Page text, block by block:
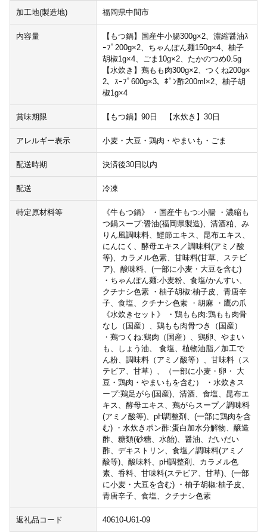
加工地(製造地) 福岡県中間市
内容量
【もつ鍋】国産牛小腸300g×2、濃縮醤油ｽ
ｰﾌﾟ200g×2、ちゃんぽん麺150g×4、柚子
胡椒1g×4、ごま10g×2、たかのつめ0.5g
【水炊き】鶏もも肉300g×2、つくね200g×
2、ｽｰﾌﾟ600g×3、ﾎﾟﾝ酢200ml×2、柚子胡
椒1g×4
賞味期限 【もつ鍋】90日 【水炊き】30日
アレルギー表示 小麦・大豆・鶏肉・やまいも・ごま
配送時期 決済後30日以内
配送 冷凍
特定原材料等
《牛もつ鍋》 ・国産牛もつ:小腸 ・濃縮も
つ鍋スープ:醤油(福岡県製造)、清酒粕、み
りん風調味料、鰹節エキス、昆布エキス、
にんにく、酵母エキス／調味料(アミノ酸
等)、カラメル色素、甘味料(甘草、ステビ
ア)、酸味料、(一部に小麦・大豆を含む)
・ちゃんぽん麺:小麦粉、食塩/かんすい、
クチナシ色素 ・柚子胡椒:柚子皮、青唐辛
子、食塩、クチナシ色素 ・胡麻 ・鷹の爪
《水炊きセット》 ・鶏もも肉:鶏もも肉骨
なし（国産）、鶏もも肉骨つき（国産）
・鶏つくね:鶏肉（国産）、鶏卵、やまい
も、しょう油、 食塩、植物油脂／加工で
ん粉、調味料（アミノ酸等）、甘味料（ス
テビア、甘草）、（一部に小麦・卵・ 大
豆・鶏肉・やまいもを含む） ・水炊きス
ープ:鶏足がら(国産)、清酒、食塩、昆布エ
キス、酵母エキス、鶏がらスープ／調味料
(アミノ酸等)、pH調整剤、(一部に鶏肉を含
む) ・水炊きポン酢:蛋白加水分解物、醸造
酢、糖類(砂糖、水飴)、醤油、だいだい
酢、デキストリン、食塩／調味料(アミノ
酸等)、酸味料、pH調整剤、カラメル色
素、香料、甘味料(ステビア、甘草)、(一部
に小麦・大豆を含む) ・柚子胡椒:柚子皮、
青唐辛子、食塩、クチナシ色素
返礼品コード 40610-U61-09